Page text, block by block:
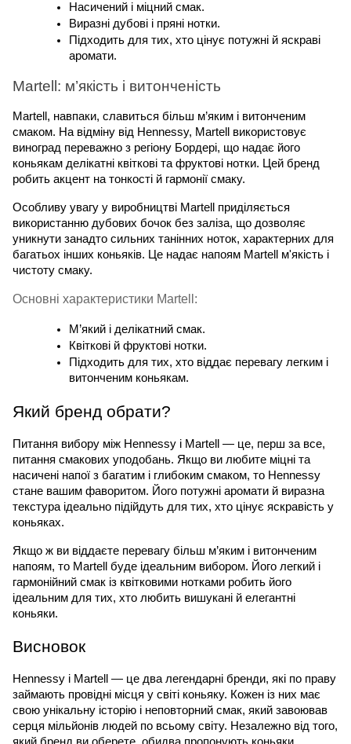
Насичений і міцний смак.
Виразні дубові і пряні нотки.
Підходить для тих, хто цінує потужні й яскраві
аромати.
Martell: м’якість і витонченість
Martell, навпаки, славиться більш м’яким і витонченим
смаком. На відміну від Hennessy, Martell використовує
виноград переважно з регіону Бордері, що надає його
коньякам делікатні квіткові та фруктові нотки. Цей бренд
робить акцент на тонкості й гармонії смаку.
Особливу увагу у виробництві Martell приділяється
використанню дубових бочок без заліза, що дозволяє
уникнути занадто сильних танінних ноток, характерних для
багатьох інших коньяків. Це надає напоям Martell м'якість і
чистоту смаку.
Основні характеристики Martell:
М’який і делікатний смак.
Квіткові й фруктові нотки.
Підходить для тих, хто віддає перевагу легким і
витонченим коньякам.
Який бренд обрати?
Питання вибору між Hennessy і Martell — це, перш за все,
питання смакових уподобань. Якщо ви любите міцні та
насичені напої з багатим і глибоким смаком, то Hennessy
стане вашим фаворитом. Його потужні аромати й виразна
текстура ідеально підійдуть для тих, хто цінує яскравість у
коньяках.
Якщо ж ви віддаєте перевагу більш м’яким і витонченим
напоям, то Martell буде ідеальним вибором. Його легкий і
гармонійний смак із квітковими нотками робить його
ідеальним для тих, хто любить вишукані й елегантні
коньяки.
Висновок
Hennessy і Martell — це два легендарні бренди, які по праву
займають провідні місця у світі коньяку. Кожен із них має
свою унікальну історію і неповторний смак, який завоював
серця мільйонів людей по всьому світу. Незалежно від того,